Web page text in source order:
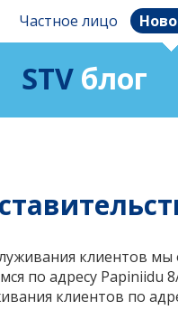
Частное лицо
STV блог
клиентов
по адресу Papiniidu
клиентов по